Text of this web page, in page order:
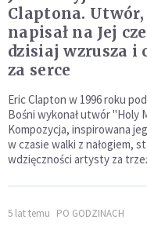
Claptona.
napisał na Jej
dzisiaj wzrusza i
za serce
Eric Clapton w 1996 roku
Bośni wykonał utwór "Holy
Kompozycja, inspirowana
w czasie walki z nałogiem,
wdzięczności artysty za
5 lat temu PO GODZINACH